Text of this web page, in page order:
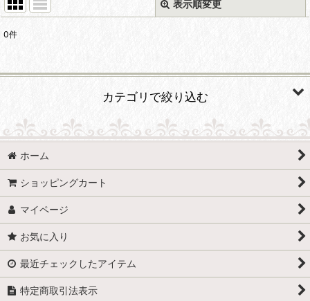
表示順変更
絞り込む
0件
カテゴリで絞り込む
SOCCER (全商品)
小井土正亮 サッカー指導者のあり方・役割を考える
国井精一 聖和学園 ゴールへのシナリオ〜Football is
Elegant〜 全3巻
川勝良一 キックにとって大事なこと
大石弘道 サッカーを簡単にする
ホーム
ショッピングカート
マイページ
お気に入り
最近チェックしたアイテム
特定商取引法表示